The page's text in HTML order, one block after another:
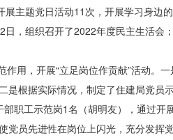
展主题党日活动11次，开展学习身边的
，组织召开了2022年度民主生活会
作用，开展“立足岗位作贡献”活动。
是根据实际情况，制定了住建局党
职工示范岗1名（胡明友），通过
党员先进性在岗位上闪光，充分发挥